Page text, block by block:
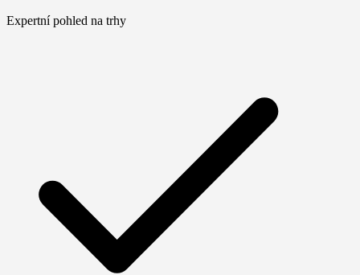
Expertní pohled na trhy